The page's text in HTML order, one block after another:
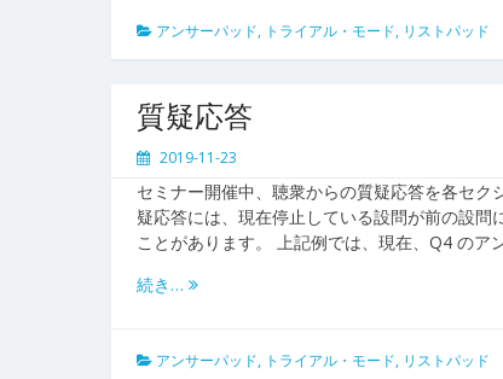
アンサーパッド, トライアル・モード, リストパッド
質疑応答
2019-11-23
セミナー開催中、聴衆からの質疑応答を各セ
疑応答には、現在停止している設問が前の設
ことがあります。 上記例では、現在、Q4 のア
続き…
アンサーパッド, トライアル・モード, リストパッド